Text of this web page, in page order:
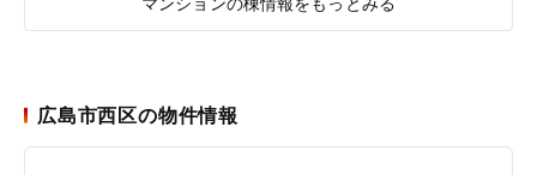
広島市西区の物件情報